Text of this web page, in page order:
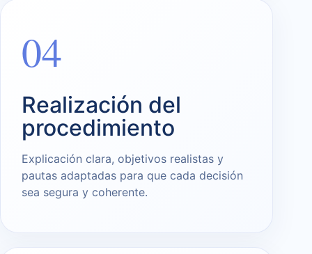
04
Realización del
procedimiento
Explicación clara, objetivos realistas y
pautas adaptadas para que cada decisión
sea segura y coherente.